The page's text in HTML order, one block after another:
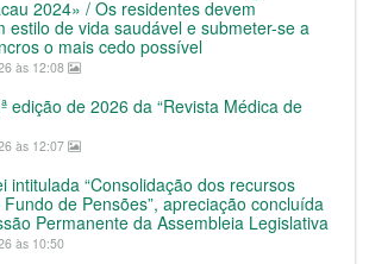
2024» / Os residentes devem
estilo de vida saudável e submeter-se a
o mais cedo possível
às 12:08
edição de 2026 da “Revista Médica de
às 12:07
intitulada “Consolidação dos recursos
de Pensões”, apreciação concluída
Permanente da Assembleia Legislativa
às 10:50